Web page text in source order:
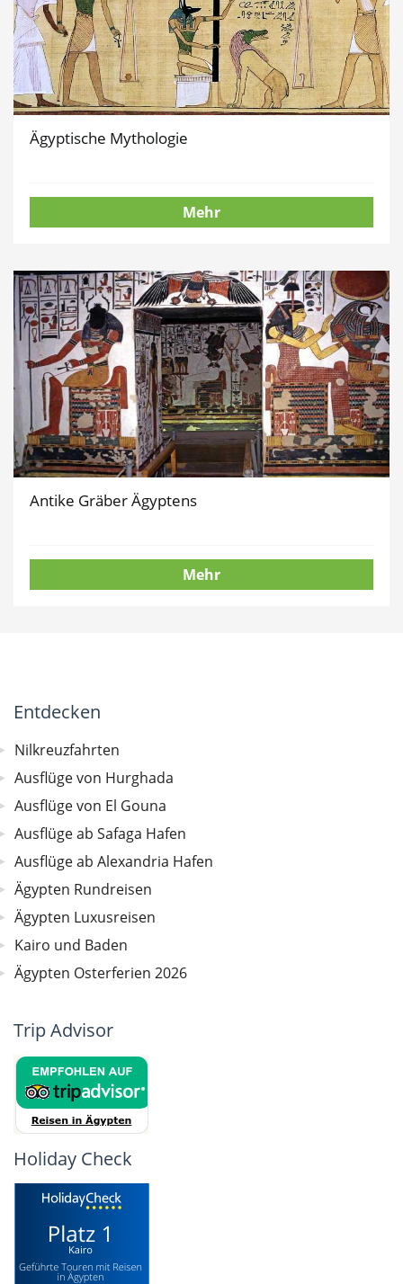
Ägyptische Mythologie
Mehr
Antike Gräber Ägyptens
Mehr
Entdecken
Nilkreuzfahrten
Ausflüge von Hurghada
Ausflüge von El Gouna
Ausflüge ab Safaga Hafen
Ausflüge ab Alexandria Hafen
Ägypten Rundreisen
Ägypten Luxusreisen
Kairo und Baden
Ägypten Osterferien 2026
Trip Advisor
Holiday Check